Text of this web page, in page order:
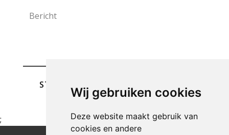
Wij gebruiken cookies
Deze website maakt gebruik van
cookies en andere
STUREN
;